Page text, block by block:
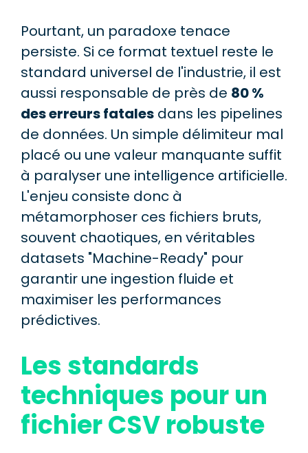
Pourtant, un paradoxe tenace
persiste. Si ce format textuel reste le
standard universel de l'industrie, il est
aussi responsable de près de 80 %
des erreurs fatales dans les pipelines
de données. Un simple délimiteur mal
placé ou une valeur manquante suffit
à paralyser une intelligence artificielle.
L'enjeu consiste donc à
métamorphoser ces fichiers bruts,
souvent chaotiques, en véritables
datasets "Machine-Ready" pour
garantir une ingestion fluide et
maximiser les performances
prédictives.
Les standards
techniques pour un
fichier CSV robuste